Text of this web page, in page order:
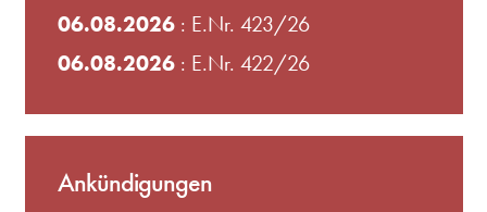
06.08.2026: E.Nr. 423/26
06.08.2026: E.Nr. 422/26
Ankündigungen